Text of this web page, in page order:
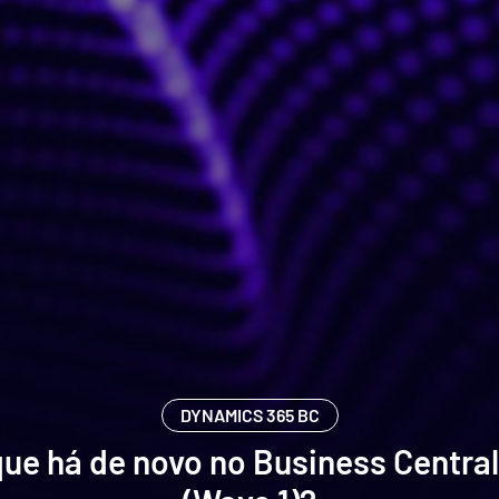
DYNAMICS 365 BC
há de novo no Business